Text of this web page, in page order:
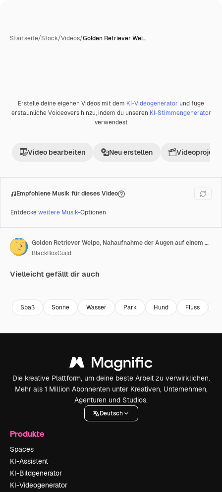
Startseite/Stock/Videos/Golden Retriever Wel…
Premium
Erstelle deine eigenen Videos mit dem KI-Videogenerator und füge
erstaunliche Voiceovers hinzu, indem du unseren KI-Stimmengenerator
verwendest
Video bearbeiten Neu erstellen Videoprojekt
Empfohlene Musik für dieses Video
Entdeckeweitere Musik-Optionen
Golden Retriever Welpe, Nahaufnahme der Augen auf einem Waldweg
BlackBoxGuild
Vielleicht gefällt dir auch
Spaß Sonne Wasser Park Hund Fluss
Die kreative Plattform, um deine beste Arbeit zu verwirklichen.
Mehr als 1 Million Abonnenten unter Kreativen, Unternehmen,
Agenturen und Studios.
Deutsch
Produkte
Spaces
KI-Assistent
KI-Bildgenerator
KI-Videogenerator